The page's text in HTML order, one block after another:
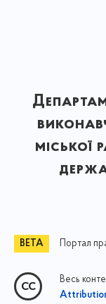
міської
Портал
Весь